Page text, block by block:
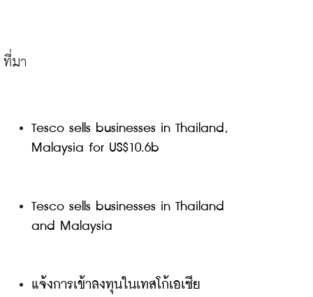
Tesco sells businesses in Thailand,
Malaysia for US$10.6b
Tesco sells businesses in Thailand
and Malaysia
แจ้งการเข้าลงทุนในเทสโก้เอเชีย